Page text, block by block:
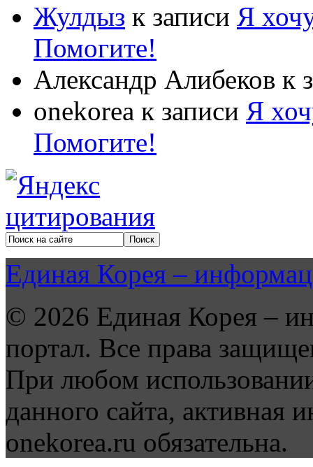
Жулдыз к записи Я
Помогите!
Александр Алибеков к
onekorea к записи Я
Помогите!
Единая Корея –
© 2026 Единая Корея –
портал. Все права
При любом
данного сайта, активная
onekorea.ru обязательна.